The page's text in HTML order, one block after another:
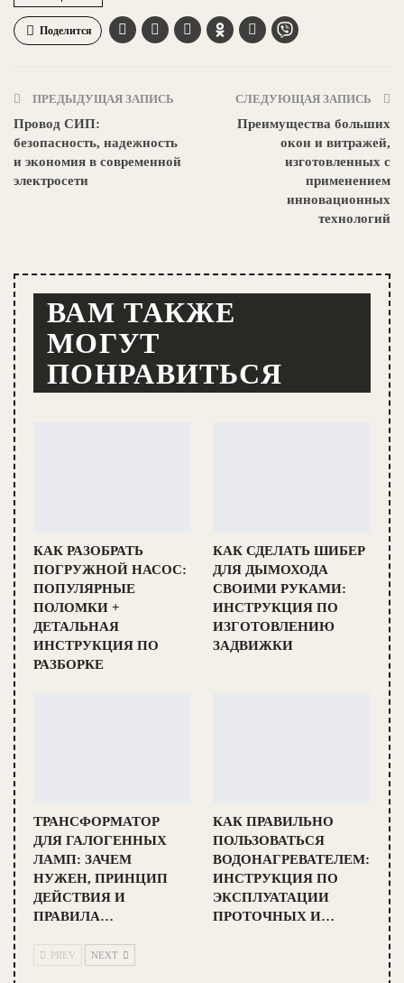
Поделится
ПРЕДЫДУЩАЯ ЗАПИСЬ
Провод СИП:
безопасность, надежность
и экономия в современной
электросети
СЛЕДУЮЩАЯ ЗАПИСЬ
Преимущества больших
окон и витражей,
изготовленных с
применением
инновационных
технологий
ВАМ ТАКЖЕ
МОГУТ
ПОНРАВИТЬСЯ
КАК РАЗОБРАТЬ
ПОГРУЖНОЙ НАСОС:
ПОПУЛЯРНЫЕ
ПОЛОМКИ +
ДЕТАЛЬНАЯ
ИНСТРУКЦИЯ ПО
РАЗБОРКЕ
КАК СДЕЛАТЬ ШИБЕР
ДЛЯ ДЫМОХОДА
СВОИМИ РУКАМИ:
ИНСТРУКЦИЯ ПО
ИЗГОТОВЛЕНИЮ
ЗАДВИЖКИ
ТРАНСФОРМАТОР
ДЛЯ ГАЛОГЕННЫХ
ЛАМП: ЗАЧЕМ
НУЖЕН, ПРИНЦИП
ДЕЙСТВИЯ И
ПРАВИЛА…
КАК ПРАВИЛЬНО
ПОЛЬЗОВАТЬСЯ
ВОДОНАГРЕВАТЕЛЕМ:
ИНСТРУКЦИЯ ПО
ЭКСПЛУАТАЦИИ
ПРОТОЧНЫХ И…
PREV NEXT